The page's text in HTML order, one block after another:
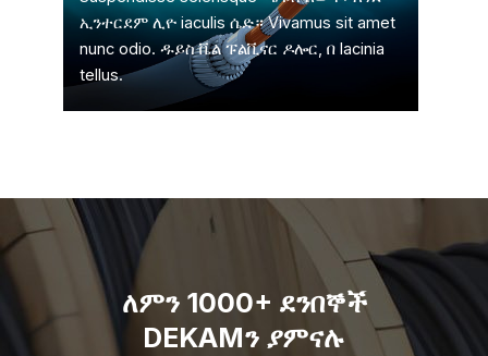
ኢንተርደም ሊዮ iaculis ሴድ። Vivamus sit amet
nunc odio. ዱይስ ቬል ፑልቪናር ዶሎር, በ lacinia
tellus.
ለምን 1000+ ደንበኞች
DEKAMን ያምናሉ